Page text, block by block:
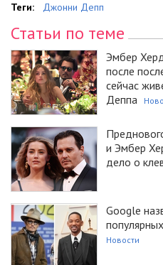
Теги: Джонни Депп
Статьи по теме
Эмбер
после
сейчас
Деппа
и Эмбер
дело о
Google
Новости